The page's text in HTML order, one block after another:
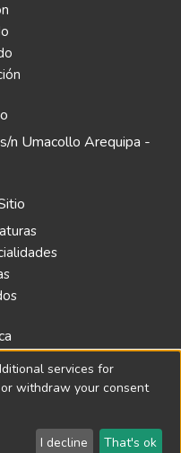
n Umacollo Arequipa -
services for
withdraw your consent
I decline That's ok